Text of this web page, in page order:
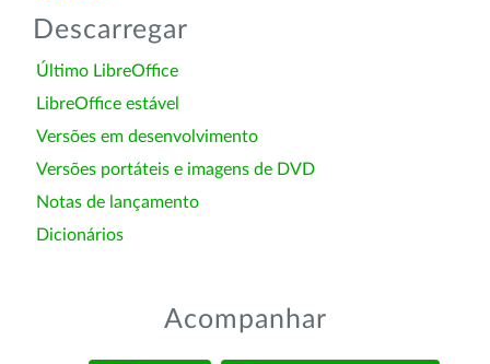
Descarregar
Último LibreOffice
LibreOffice estável
Versões em desenvolvimento
Versões portáteis e imagens de DVD
Notas de lançamento
Dicionários
Acompanhar